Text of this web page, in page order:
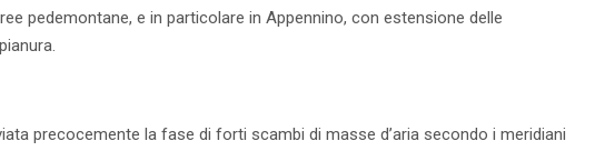
pedemontane, e in particolare in Appennino, con estensione delle
precocemente la fase di forti scambi di masse d’aria secondo i meridiani